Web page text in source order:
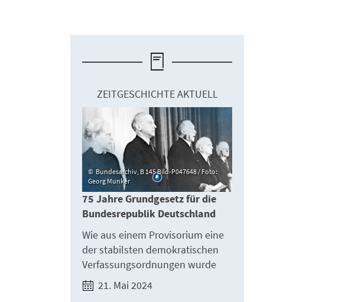
ZEITGESCHICHTE AKTUELL
Bundesarchiv, B 145 Bild-P047648 / Foto:
Georg Munker
75 Jahre Grundgesetz für die
Bundesrepublik Deutschland
Wie aus einem Provisorium eine
der stabilsten demokratischen
Verfassungsordnungen wurde
21. Mai 2024